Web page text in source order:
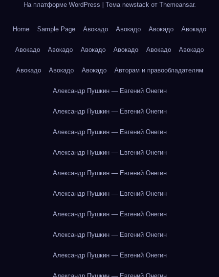
На платформе WordPress | Тема newstack от Themeansar.
Home Sample Page Авокадо Авокадо Авокадо Авокадо
Авокадо Авокадо Авокадо Авокадо Авокадо Авокадо
Авокадо Авокадо Авокадо Авторам и правообладателям
Александр Пушкин — Евгений Онегин
Александр Пушкин — Евгений Онегин
Александр Пушкин — Евгений Онегин
Александр Пушкин — Евгений Онегин
Александр Пушкин — Евгений Онегин
Александр Пушкин — Евгений Онегин
Александр Пушкин — Евгений Онегин
Александр Пушкин — Евгений Онегин
Александр Пушкин — Евгений Онегин